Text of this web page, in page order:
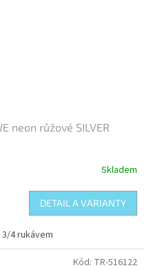
neon růžové SILVER
Skladem
DETAIL A VARIANTY
4 rukávem
Kód: TR-516122